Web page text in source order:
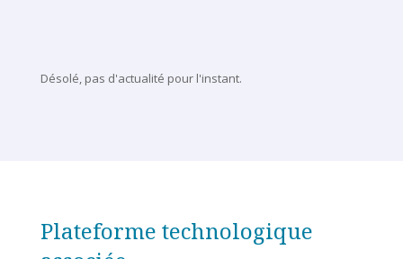
Désolé, pas d'actualité pour l'instant.
Plateforme technologique